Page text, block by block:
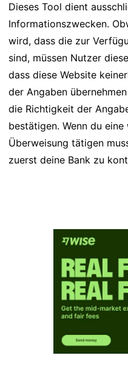
Dieses Tool dient
Informationszwecken.
wird, dass die zur
sind, müssen Nutzer
dass diese Website
der Angaben
die Richtigkeit der
bestätigen. Wenn du
Überweisung tätigen
zuerst deine Bank zu